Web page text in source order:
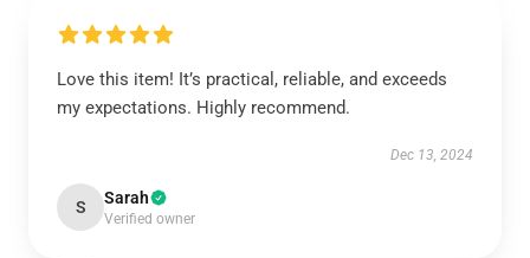
Love this item! It’s practical, reliable, and exceeds
my expectations. Highly recommend.
Dec 13, 2024
S Sarah
Verified owner